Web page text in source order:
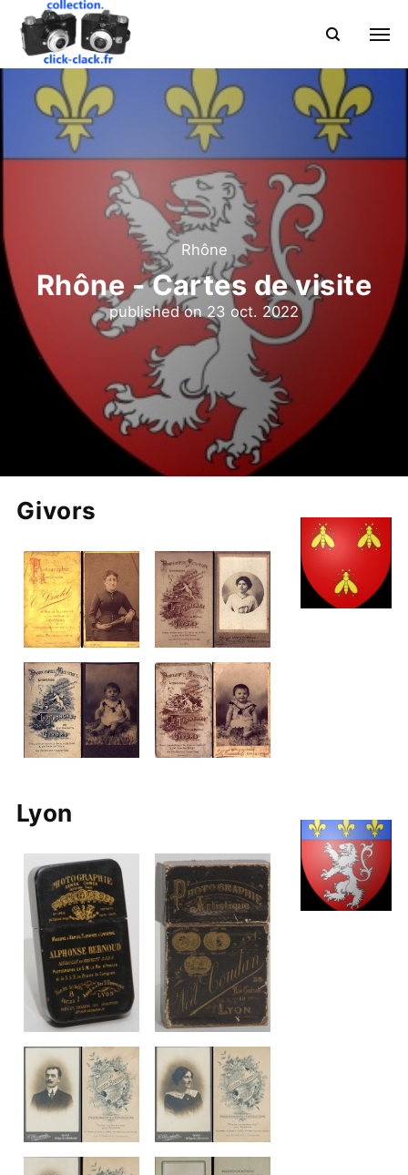
Rhône
Rhône - Cartes de visite
published on 23 oct. 2022
Givors
Lyon